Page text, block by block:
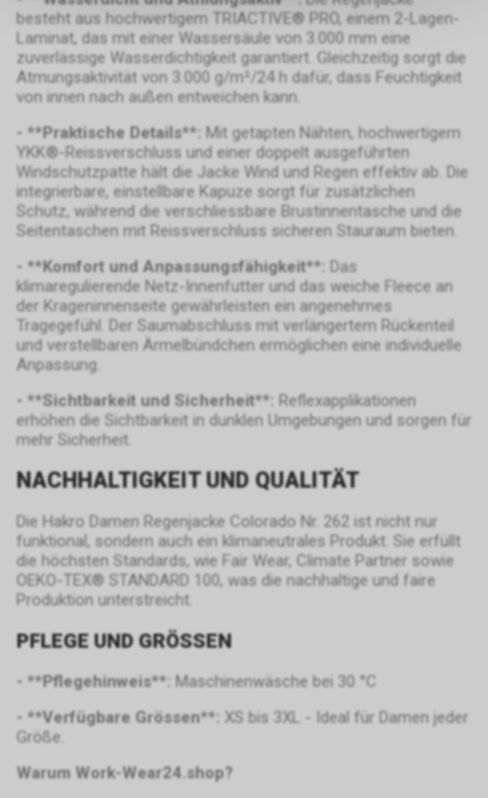
besteht aus hochwertigem TRIACTIVE® PRO, einem 2-Lagen-
Laminat, das mit einer Wassersäule von 3.000 mm eine
zuverlässige Wasserdichtigkeit garantiert. Gleichzeitig sorgt die
Atmungsaktivität von 3.000 g/m²/24 h dafür, dass Feuchtigkeit
von innen nach außen entweichen kann.
- **Praktische Details**: Mit getapten Nähten, hochwertigem
YKK®-Reissverschluss und einer doppelt ausgeführten
Windschutzpatte hält die Jacke Wind und Regen effektiv ab. Die
integrierbare, einstellbare Kapuze sorgt für zusätzlichen
Schutz, während die verschliessbare Brustinnentasche und die
Seitentaschen mit Reissverschluss sicheren Stauraum bieten.
- **Komfort und Anpassungsfähigkeit**: Das
klimaregulierende Netz-Innenfutter und das weiche Fleece an
der Krageninnenseite gewährleisten ein angenehmes
Tragegefühl. Der Saumabschluss mit verlängertem Rückenteil
und verstellbaren Ärmelbündchen ermöglichen eine individuelle
Anpassung.
- **Sichtbarkeit und Sicherheit**: Reflexapplikationen
erhöhen die Sichtbarkeit in dunklen Umgebungen und sorgen für
mehr Sicherheit.
NACHHALTIGKEIT UND QUALITÄT
Die Hakro Damen Regenjacke Colorado Nr. 262 ist nicht nur
funktional, sondern auch ein klimaneutrales Produkt. Sie erfüllt
die höchsten Standards, wie Fair Wear, Climate Partner sowie
OEKO-TEX® STANDARD 100, was die nachhaltige und faire
Produktion unterstreicht.
PFLEGE UND GRÖSSEN
- **Pflegehinweis**: Maschinenwäsche bei 30 °C
- **Verfügbare Grössen**: XS bis 3XL - Ideal für Damen jeder
Größe.
Warum Work-Wear24.shop?
keinerlei Rückschlüsse auf Ihre
persönlichen Informationen
zulassen.
Google Analytics
Diese Website benutzt Google
Analytics, einen
Webanalysedienst der Google
Inc. ("Google"). Google Analytics
verwendet sog. "Cookies",
Textdateien, die auf Ihrem
Computer gespeichert werden
und die eine Analyse der
Benutzung der Website durch
Sie ermöglichen. Die durch den
Cookie erzeugten
Informationen über Ihre
Benutzung dieser Website
werden in der Regel an einen
übertragen und dort
gespeichert.
Google Tag Manager
Der Google Tag Manager
ermöglicht es uns, sogenannte
Website-Tags über eine zentrale
verwalten. Dadurch können wir
beispielsweise Google Analytics
Dienste in unsere Online-
Präsenz integrieren. Der Tag
Manager selbst, der für die
Implementierung der Tags
zuständig ist, verarbeitet keine
personenbezogenen Daten der
Nutzer. Für Informationen zur
Verarbeitung
personenbezogener Daten der
Nutzer verweisen wir auf die
den Google-Diensten.
https://www.google.com/intl/de/
policy.html.
Google AdWords
In unserem Internetauftritt
setzen wir die Werbe-
Komponente Google AdWords
und dabei das sog. Conversion-
Tracking ein. Es handelt sich
hierbei um einen Dienst der
House, Barrow Street, Dublin 4,
genannt.
Wir nutzen das Conversion-